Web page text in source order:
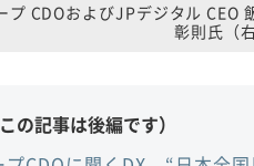
プ CDOおよびJPデジタル CEO
彰則氏（右
の記事は後編です）